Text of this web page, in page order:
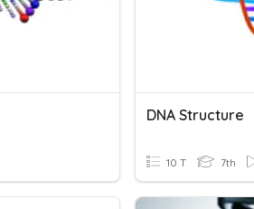
DNA Structure
10 T 7th